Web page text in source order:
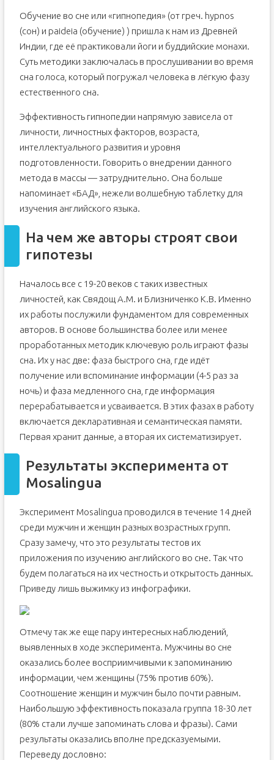
Обучение во сне или «гипнопедия» (от греч. hypnos
(сон) и paideia (обучение) ) пришла к нам из Древней
Индии, где её практиковали йоги и буддийские монахи.
Суть методики заключалась в прослушивании во время
сна голоса, который погружал человека в лёгкую фазу
естественного сна.
Эффективность гипнопедии напрямую зависела от
личности, личностных факторов, возраста,
интеллектуального развития и уровня
подготовленности. Говорить о внедрении данного
метода в массы — затруднительно. Она больше
напоминает «БАД», нежели волшебную таблетку для
изучения английского языка.
На чем же авторы строят свои
гипотезы
Началось все с 19-20 веков с таких известных
личностей, как Свядощ А.М. и Близниченко К.В. Именно
их работы послужили фундаментом для современных
авторов. В основе большинства более или менее
проработанных методик ключевую роль играют фазы
сна. Их у нас две: фаза быстрого сна, где идёт
получение или вспоминание информации (4-5 раз за
ночь) и фаза медленного сна, где информация
перерабатывается и усваивается. В этих фазах в работу
включается декларативная и семантическая памяти.
Первая хранит данные, а вторая их систематизирует.
Результаты эксперимента от
Mosalingua
Эксперимент Mosalingua проводился в течение 14 дней
среди мужчин и женщин разных возрастных групп.
Сразу замечу, что это результаты тестов их
приложения по изучению английского во сне. Так что
будем полагаться на их честность и открытость данных.
Приведу лишь выжимку из инфографики.
Отмечу так же еще пару интересных наблюдений,
выявленных в ходе эксперимента. Мужчины во сне
оказались более восприимчивыми к запоминанию
информации, чем женщины (75% против 60%).
Соотношение женщин и мужчин было почти равным.
Наибольшую эффективность показала группа 18-30 лет
(80% стали лучше запоминать слова и фразы). Сами
результаты оказались вполне предсказуемыми.
Переведу дословно: